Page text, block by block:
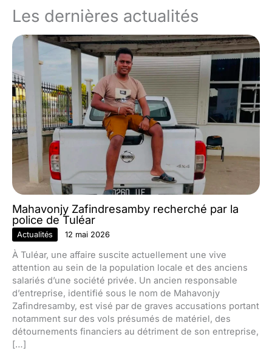
Les dernières actualités
Mahavonjy Zafindresamby recherché par la
police de Tuléar
Actualités 12 mai 2026
À Tuléar, une affaire suscite actuellement une vive
attention au sein de la population locale et des anciens
salariés d’une société privée. Un ancien responsable
d’entreprise, identifié sous le nom de Mahavonjy
Zafindresamby, est visé par de graves accusations portant
notamment sur des vols présumés de matériel, des
détournements financiers au détriment de son entreprise,
[…]